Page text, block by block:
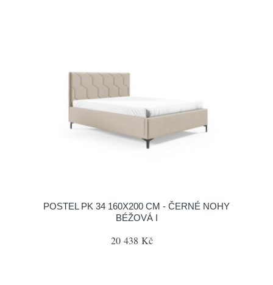
POSTEL PK 34 160X200 CM - ČERNÉ NOHY
BÉŽOVÁ I
20 438 Kč